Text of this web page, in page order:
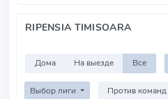
RIPENSIA TIMISOARA
Дома На выезде Все
Выбор лиги